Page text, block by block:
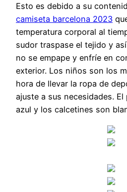
Esto es debido a su
camiseta barcelona 2023
temperatura corporal al
sudor traspase el tejido y
no se empape y enfríe en
exterior. Los niños son los
hora de llevar la ropa de
ajuste a sus necesidades.
azul y los calcetines son